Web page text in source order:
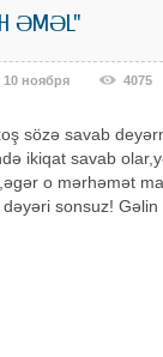
ƏMƏL"
10 ноября 4075
sözə savab
ikiqat savab
o mərhəmət
sonsuz! Gəlin